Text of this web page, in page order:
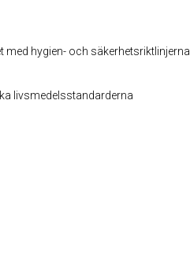
hygien- och säkerhetsriktlinjerna.
livsmedelsstandarderna